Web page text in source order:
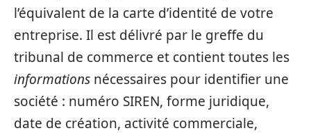
l’équivalent de la carte d’identité de votre
entreprise. Il est délivré par le greffe du
tribunal de commerce et contient toutes les
informations nécessaires pour identifier une
société : numéro SIREN, forme juridique,
date de création, activité commerciale,